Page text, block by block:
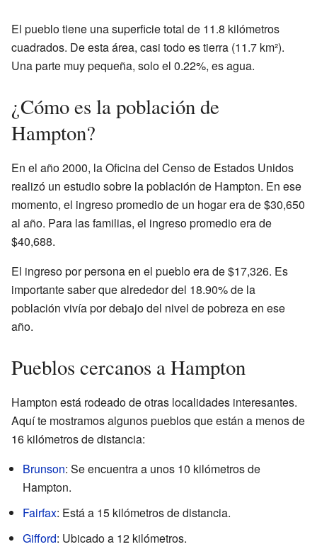
El pueblo tiene una superficie total de 11.8 kilómetros
cuadrados. De esta área, casi todo es tierra (11.7 km²).
Una parte muy pequeña, solo el 0.22%, es agua.
¿Cómo es la población de
Hampton?
En el año 2000, la Oficina del Censo de Estados Unidos
realizó un estudio sobre la población de Hampton. En ese
momento, el ingreso promedio de un hogar era de $30,650
al año. Para las familias, el ingreso promedio era de
$40,688.
El ingreso por persona en el pueblo era de $17,326. Es
importante saber que alrededor del 18.90% de la
población vivía por debajo del nivel de pobreza en ese
año.
Pueblos cercanos a Hampton
Hampton está rodeado de otras localidades interesantes.
Aquí te mostramos algunos pueblos que están a menos de
16 kilómetros de distancia:
Brunson: Se encuentra a unos 10 kilómetros de
Hampton.
Fairfax: Está a 15 kilómetros de distancia.
Gifford: Ubicado a 12 kilómetros.